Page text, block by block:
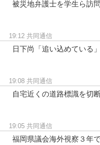
被災地弁護士を学生ら訪
19:12 共同通信
日下尚「追い込めている
19:08 共同通信
自宅近くの道路標識を切
19:05 共同通信
福岡県議会海外視察３年